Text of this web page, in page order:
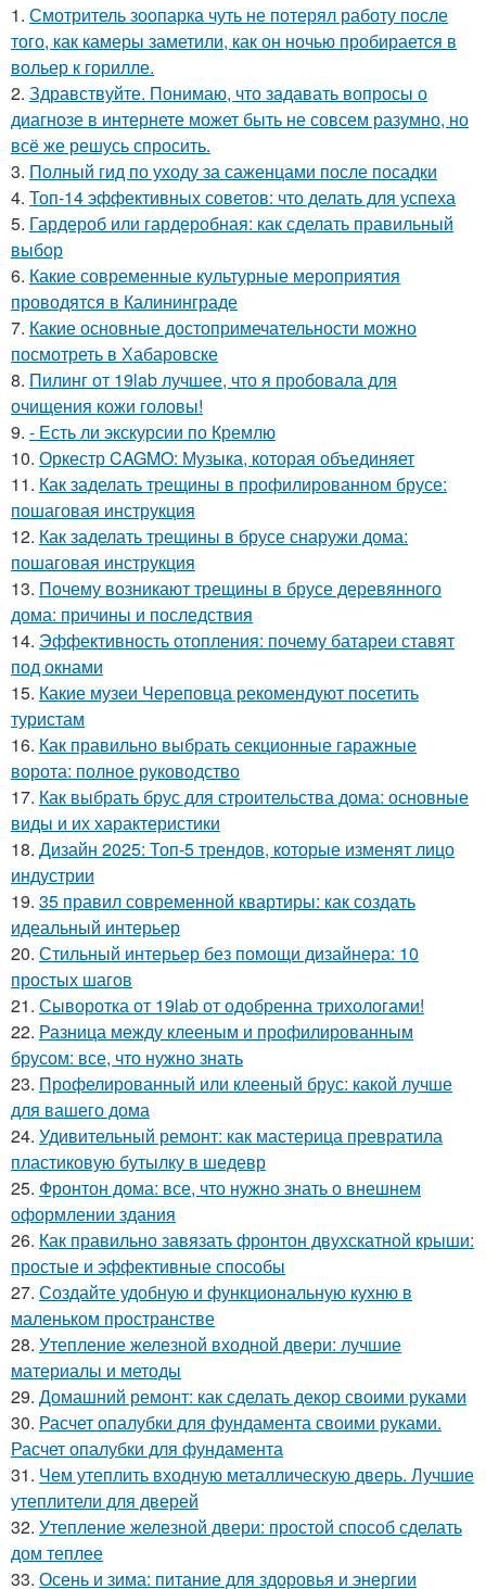
1. Смотритель зоопарка чуть не потерял работу после
того, как камеры заметили, как он ночью пробирается в
вольер к горилле.
2. Здравствуйте. Понимаю, что задавать вопросы о
диагнозе в интернете может быть не совсем разумно, но
всё же решусь спросить.
3. Полный гид по уходу за саженцами после посадки
4. Топ-14 эффективных советов: что делать для успеха
5. Гардероб или гардеробная: как сделать правильный
выбор
6. Какие современные культурные мероприятия
проводятся в Калининграде
7. Какие основные достопримечательности можно
посмотреть в Хабаровске
8. Пилинг от 19lab лучшее, что я пробовала для
очищения кожи головы!
9. - Есть ли экскурсии по Кремлю
10. Оркестр CAGMO: Музыка, которая объединяет
11. Как заделать трещины в профилированном брусе:
пошаговая инструкция
12. Как заделать трещины в брусе снаружи дома:
пошаговая инструкция
13. Почему возникают трещины в брусе деревянного
дома: причины и последствия
14. Эффективность отопления: почему батареи ставят
под окнами
15. Какие музеи Череповца рекомендуют посетить
туристам
16. Как правильно выбрать секционные гаражные
ворота: полное руководство
17. Как выбрать брус для строительства дома: основные
виды и их характеристики
18. Дизайн 2025: Топ-5 трендов, которые изменят лицо
индустрии
19. 35 правил современной квартиры: как создать
идеальный интерьер
20. Стильный интерьер без помощи дизайнера: 10
простых шагов
21. Сыворотка от 19lab от одобренна трихологами!
22. Разница между клееным и профилированным
брусом: все, что нужно знать
23. Профелированный или клееный брус: какой лучше
для вашего дома
24. Удивительный ремонт: как мастерица превратила
пластиковую бутылку в шедевр
25. Фронтон дома: все, что нужно знать о внешнем
оформлении здания
26. Как правильно завязать фронтон двухскатной крыши:
простые и эффективные способы
27. Создайте удобную и функциональную кухню в
маленьком пространстве
28. Утепление железной входной двери: лучшие
материалы и методы
29. Домашний ремонт: как сделать декор своими руками
30. Расчет опалубки для фундамента своими руками.
Расчет опалубки для фундамента
31. Чем утеплить входную металлическую дверь. Лучшие
утеплители для дверей
32. Утепление железной двери: простой способ сделать
дом теплее
33. Осень и зима: питание для здоровья и энергии